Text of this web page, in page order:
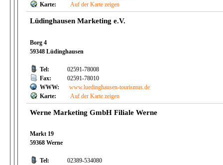
Karte:
Auf der Karte zeigen
Lüdinghausen Marketing e.V.
Borg 4
59348 Lüdinghausen
Tel:
02591-78008
Fax:
02591-78010
WWW:
www.luedinghausen-tourismus.de
Karte:
Auf der Karte zeigen
Werne Marketing GmbH Filiale Werne
Markt 19
59368 Werne
Tel:
02389-534080